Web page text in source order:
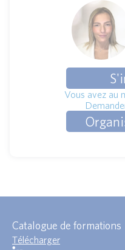
Vous avez au
Catalogue de formations
Télécharger